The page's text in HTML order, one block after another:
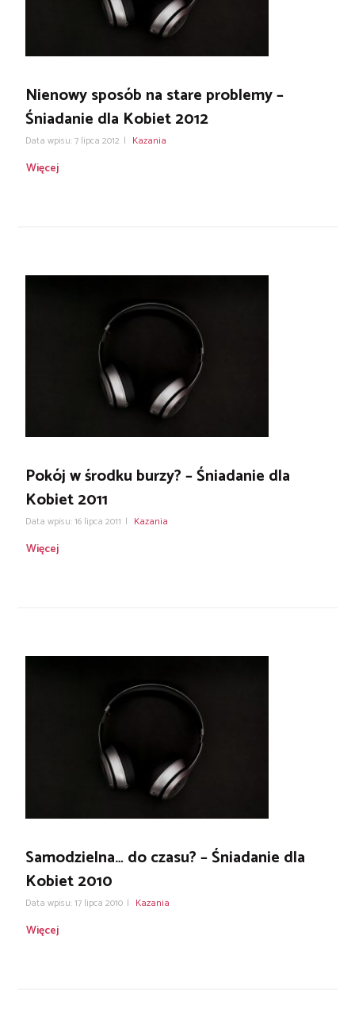
Nienowy sposób na stare problemy –
Śniadanie dla Kobiet 2012
Data wpisu: 7 lipca 2012 | Kazania
Więcej
Pokój w środku burzy? – Śniadanie dla
Kobiet 2011
Data wpisu: 16 lipca 2011 | Kazania
Więcej
Samodzielna… do czasu? – Śniadanie dla
Kobiet 2010
Data wpisu: 17 lipca 2010 | Kazania
Więcej